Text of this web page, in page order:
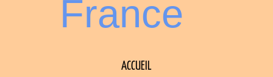
France
ACCUEIL